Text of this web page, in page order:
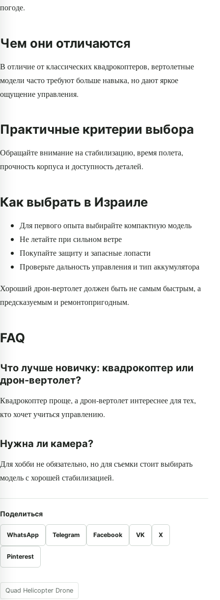
погоде.
Чем они отличаются
В отличие от классических квадрокоптеров, вертолетные
модели часто требуют больше навыка, но дают яркое
ощущение управления.
Практичные критерии выбора
Обращайте внимание на стабилизацию, время полета,
прочность корпуса и доступность деталей.
Как выбрать в Израиле
Для первого опыта выбирайте компактную модель
Не летайте при сильном ветре
Покупайте защиту и запасные лопасти
Проверьте дальность управления и тип аккумулятора
Хороший дрон-вертолет должен быть не самым быстрым, а
предсказуемым и ремонтопригодным.
FAQ
Что лучше новичку: квадрокоптер или
дрон-вертолет?
Квадрокоптер проще, а дрон-вертолет интереснее для тех,
кто хочет учиться управлению.
Нужна ли камера?
Для хобби не обязательно, но для съемки стоит выбирать
модель с хорошей стабилизацией.
Поделиться
WhatsApp Telegram Facebook VK X
Pinterest
Quad Helicopter Drone